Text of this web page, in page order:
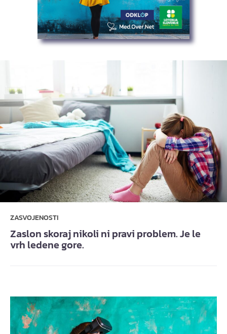
ZASVOJENOSTI
Zaslon skoraj nikoli ni pravi problem. Je le
vrh ledene gore.